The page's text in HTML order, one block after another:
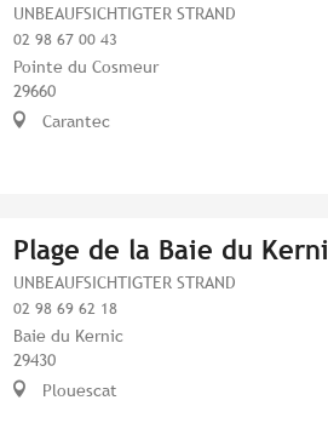
UNBEAUFSICHTIGTER STRAND
02 98 67 00 43
Pointe du Cosmeur
29660
Carantec
Plage de la Baie du
UNBEAUFSICHTIGTER STRAND
02 98 69 62 18
Baie du Kernic
29430
Plouescat